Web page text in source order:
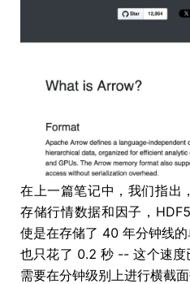
在上一篇笔记中，我们指出
存储行情数据和因子，
使是在存储了 40 年分钟线
也只花了 0.2 秒 -- 这个速度
需要在分钟级别上进行横截面